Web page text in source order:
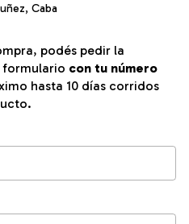
Caba
podés pedir la
formulario con tu número
hasta 10 días corridos